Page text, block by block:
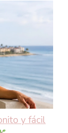
y fácil